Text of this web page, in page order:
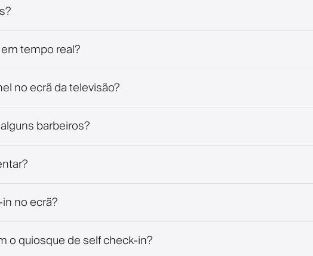
tempo real?
no ecrã da televisão?
barbeiros?
no ecrã?
o quiosque de self check-in?